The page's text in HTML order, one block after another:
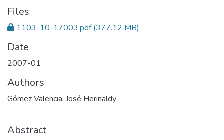
Files
1103-10-17003.pdf(377.12 MB)
Date
2007-01
Authors
Gómez Valencia, José Herinaldy
Abstract